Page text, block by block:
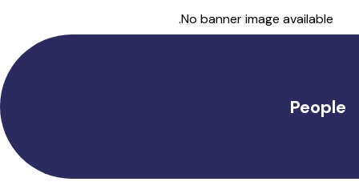
People
No banner image available.